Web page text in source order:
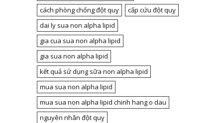
cách phòng chống đột quỵ
cấp cứu đột quỵ
dai ly sua non alpha lipid
gia cua sua non alpha lipid
gia sua non alpha lipid
kết quả sử dụng sữa non alpha lipid
mua sua non alpha lipid
mua sua non alpha lipid chinh hang o dau
nguyên nhân đột quỵ